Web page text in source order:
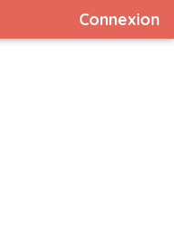
Connexion